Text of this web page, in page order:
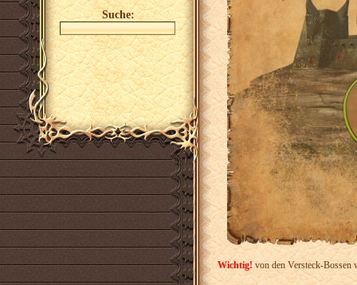
Suche:
Wichtig!von den Versteck-Bossen